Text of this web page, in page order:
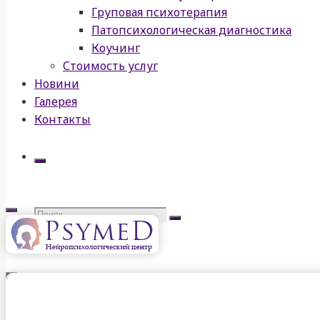
Груповая психотерапия
Патопсихологическая диагностика
Коучинг
Стоимость услуг
Новини
Галерея
Контакты
Искать:
psymed